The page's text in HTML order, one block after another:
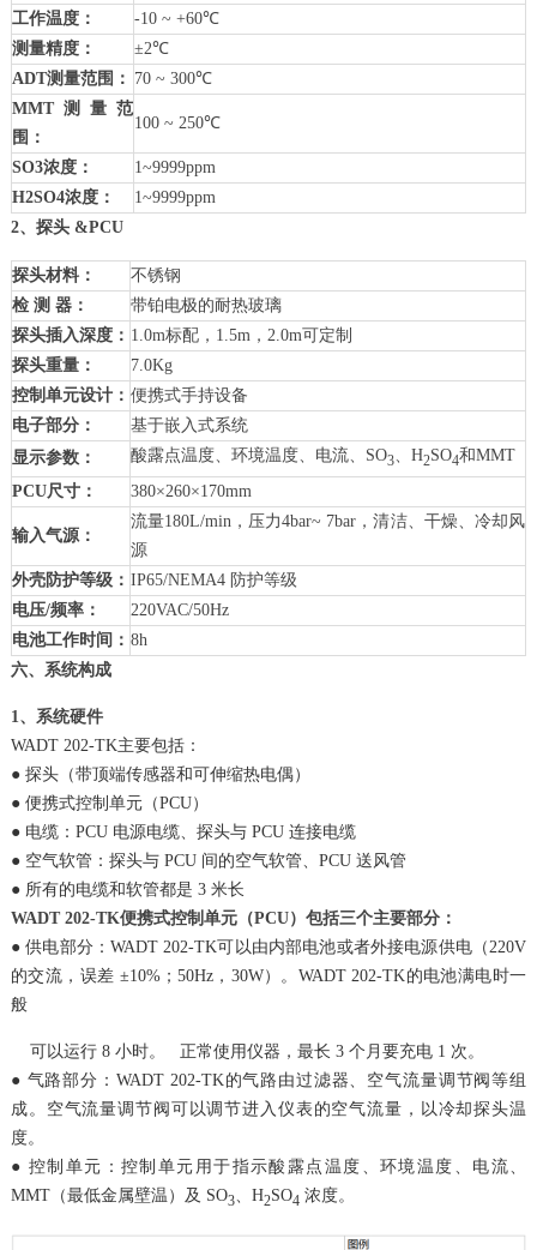
工作温度：
-10 ~ +60℃
测量精度：
±2℃
ADT测量范围： 70 ~ 300℃
MMT测量范
围：
100 ~ 250℃
SO3浓度：
1~9999ppm
H2SO4浓度：
1~9999ppm
2、探头 &PCU
探头材料：
不锈钢
检 测 器：
带铂电极的耐热玻璃
探头插入深度： 1.0m标配，1.5m，2.0m可定制
探头重量：
7.0Kg
控制单元设计： 便携式手持设备
电子部分：
基于嵌入式系统
显示参数：
酸露点温度、环境温度、电流、SO3、H2SO4和MMT
PCU尺寸：
380×260×170mm
输入气源：
流量180L/min，压力4bar~ 7bar，清洁、干燥、冷却风
源
外壳防护等级： IP65/NEMA4 防护等级
电压/频率：
220VAC/50Hz
电池工作时间： 8h
六、系统构成
1、系统硬件
WADT 202-TK主要包括：
● 探头（带顶端传感器和可伸缩热电偶）
● 便携式控制单元（PCU）
● 电缆：PCU 电源电缆、探头与 PCU 连接电缆
● 空气软管：探头与 PCU 间的空气软管、PCU 送风管
● 所有的电缆和软管都是 3 米长
WADT 202-TK便携式控制单元（PCU）包括三个主要部分：
● 供电部分：WADT 202-TK可以由内部电池或者外接电源供电（220V
的交流，误差 ±10%；50Hz，30W）。WADT 202-TK的电池满电时一
般
可以运行 8 小时。 正常使用仪器，最长 3 个月要充电 1 次。
● 气路部分：WADT 202-TK的气路由过滤器、空气流量调节阀等组
成。空气流量调节阀可以调节进入仪表的空气流量，以冷却探头温
度。
● 控制单元：控制单元用于指示酸露点温度、环境温度、电流、
MMT（最低金属壁温）及 SO3、H2SO4 浓度。